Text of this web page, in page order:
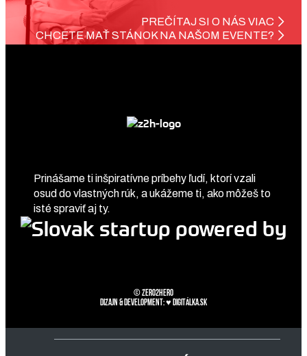
PREČÍTAJ SI O NÁS VIAC
CHCETE MAŤ STÁNOK NA NAŠOM EVENTE?
Prinášame ti inšpiratívne príbehy ľudí, ktorí vzali
osud do vlastných rúk, a ukážeme ti, ako môžeš to
isté spraviť aj ty.
© zero2hero
Dizajn & development: ♥ Digitálka.sk